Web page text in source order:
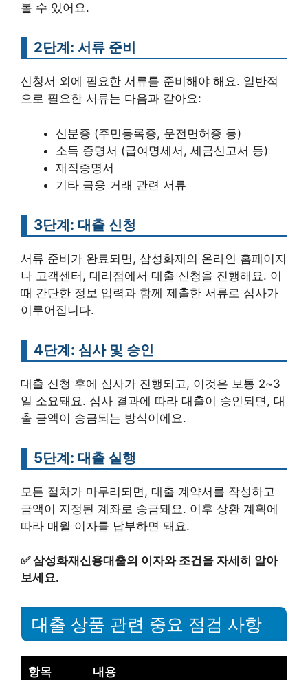
볼 수 있어요.
2단계: 서류 준비
신청서 외에 필요한 서류를 준비해야 해요. 일반적
으로 필요한 서류는 다음과 같아요:
신분증 (주민등록증, 운전면허증 등)
소득 증명서 (급여명세서, 세금신고서 등)
재직증명서
기타 금융 거래 관련 서류
3단계: 대출 신청
서류 준비가 완료되면, 삼성화재의 온라인 홈페이지
나 고객센터, 대리점에서 대출 신청을 진행해요. 이
때 간단한 정보 입력과 함께 제출한 서류로 심사가
이루어집니다.
4단계: 심사 및 승인
대출 신청 후에 심사가 진행되고, 이것은 보통 2~3
일 소요돼요. 심사 결과에 따라 대출이 승인되면, 대
출 금액이 송금되는 방식이에요.
5단계: 대출 실행
모든 절차가 마무리되면, 대출 계약서를 작성하고
금액이 지정된 계좌로 송금돼요. 이후 상환 계획에
따라 매월 이자를 납부하면 돼요.
✅삼성화재신용대출의 이자와 조건을 자세히 알아
보세요.
대출 상품 관련 중요 점검 사항
항목 내용